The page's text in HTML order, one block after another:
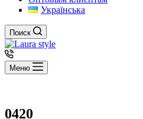
Українська
Поиск
Меню
0420